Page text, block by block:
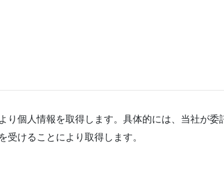
個人情報を取得します。具体的には、当社が委
受けることにより取得します。